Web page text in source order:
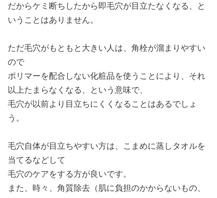
だからケミ断ちしたから即毛穴が目立たなくなる、と
いうことはありません。
ただ毛穴がもともと大きい人は、角栓が溜まりやすい
ので
ポリマーを配合しない化粧品を使うことにより、それ
以上たまらなくなる、という意味で、
毛穴が以前より目立ちにくくなることはあるでしょ
う。
毛穴自体が目立ちやすい方は、こまめに蒸しタオルを
当てるなどして
毛穴のケアをする方が良いです。
また、時々、角質除去（肌に負担のかからないもの、